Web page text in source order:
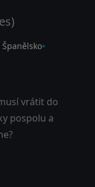
Španělsko
vrátit do
pospolu a